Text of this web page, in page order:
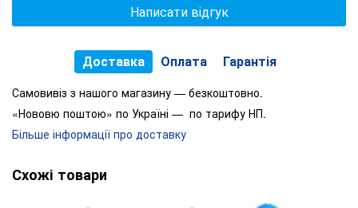
Написати відгук
Доставка Оплата Гарантія
Самовивіз з нашого магазину — безкоштовно.
«Нововю поштою» по Україні — по тарифу НП.
Більше інформації про доставку
Схожі товари